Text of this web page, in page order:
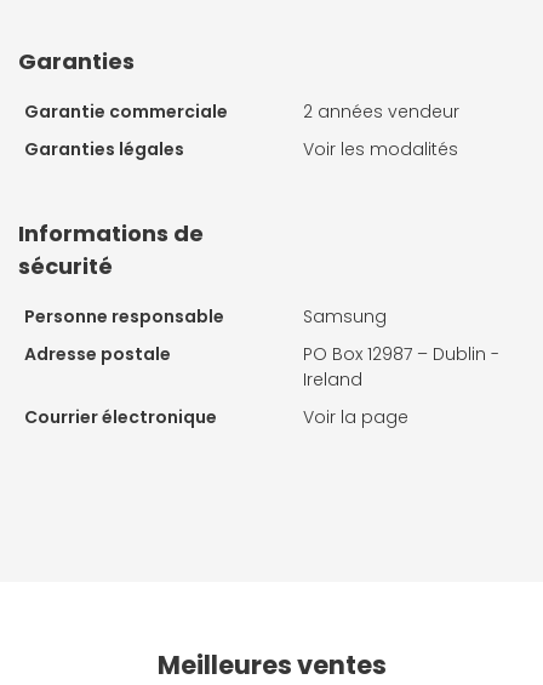
Garanties
Garantie commerciale
2 années vendeur
Garanties légales
Voir les modalités
Informations de
sécurité
Personne responsable
Samsung
Adresse postale
PO Box 12987 – Dublin -
Ireland
Courrier électronique
Voir la page
Meilleures ventes